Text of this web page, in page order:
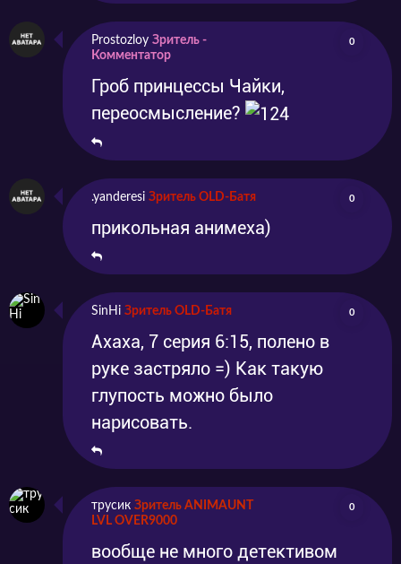
Prostozloy Зритель -
Комментатор
0
Гроб принцессы Чайки,
переосмысление?
.yanderesi Зритель OLD-Батя 0
прикольная анимеха)
SinHi Зритель OLD-Батя 0
Ахаха, 7 серия 6:15, полено в
руке застряло =) Как такую
глупость можно было
нарисовать.
трусик Зритель ANIMAUNT
LVL OVER9000
0
вообще не много детективом